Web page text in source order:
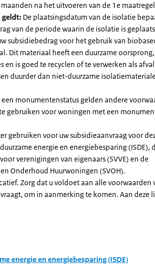
na het uitvoeren van de 1e
geldt: De plaatsingsdatum van de isolatie
van de periode waarin de isolatie is
subsidiebedrag voor het gebruik van
Dit materiaal heeft een duurzame oorsprong,
is goed te recyclen of te verwerken als
duurder dan niet-duurzame
monumentenstatus gelden andere
gebruiken voor woningen met een
gebruiken voor uw subsidieaanvraag voor
energie en energiebesparing (ISDE),
verenigingen van eigenaars (SVVE) en de
Onderhoud Huurwoningen (SVOH).
Zorg dat u voldoet aan alle voorwaarden
om in aanmerking te komen. Aan deze
energie en energiebesparing (ISDE)